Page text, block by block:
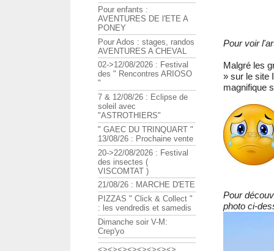
Pour voir
Malgré les
» sur le site
magnifique
Pour
photo ci-
Pour enfants :
AVENTURES DE l'ETE A
PONEY
Pour Ados : stages, randos
AVENTURES A CHEVAL
02->12/08/2026 : Festival
des " Rencontres ARIOSO
"
7 & 12/08/26 : Eclipse de
soleil avec
"ASTROTHIERS"
" GAEC DU TRINQUART "
13/08/26 : Prochaine vente
20->22/08/2026 : Festival
des insectes (
VISCOMTAT )
21/08/26 : MARCHE D'ETE
PIZZAS " Click & Collect "
: les vendredis et samedis
Dimanche soir V-M:
Crep'yo